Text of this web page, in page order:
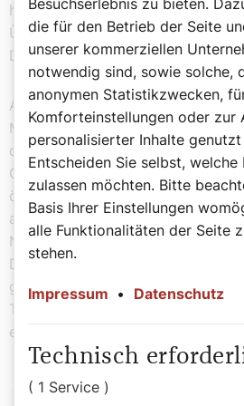
hervorgerufen werden)“ kann der
Übrigen nicht erst im Jenseits,
Diesseits, sagt der Hund.
Anders gesagt: Es gibt eigentlich
Möglichkeit, als halbwegs
dem Ablass zu entgehen. Selbst
Creator Spiritus“ zu Pfingsten in
öffentlichen Kapelle kann einen
auch ich darf Ihnen nach der
Nachlass eines Teiles Ihrer
Denn laut Kardinal De Donatis
geistlichen Werken der
Ticket. Und dazu gehört, „die
ertragen“.
Autor:
Besuchserlebnis zu bieten.
die für den Betrieb der Seite
unserer kommerziellen
notwendig sind, sowie solche,
anonymen Statistikzwecken,
Komforteinstellungen oder zur
personalisierter Inhalte
Entscheiden Sie selbst, welche
zulassen möchten. Bitte
Basis Ihrer Einstellungen
alle Funktionalitäten der Seite
stehen.
Impressum • Datenschutz
Technisch
( 1 Service )